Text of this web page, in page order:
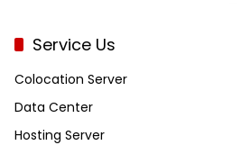
Service Us
Colocation Server
Data Center
Hosting Server